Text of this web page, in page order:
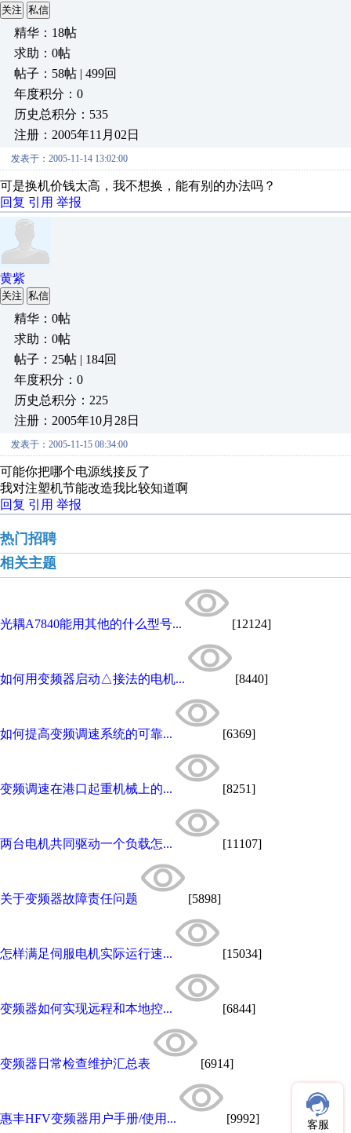
关注 私信
精华：18帖
求助：0帖
帖子：58帖 | 499回
年度积分：0
历史总积分：535
注册：2005年11月02日
发表于：2005-11-14 13:02:00
可是换机价钱太高，我不想换，能有别的办法吗？
回复 引用 举报
黄紫
关注 私信
精华：0帖
求助：0帖
帖子：25帖 | 184回
年度积分：0
历史总积分：225
注册：2005年10月28日
发表于：2005-11-15 08:34:00
可能你把哪个电源线接反了
我对注塑机节能改造我比较知道啊
回复 引用 举报
热门招聘
相关主题
光耦A7840能用其他的什么型号... [12124]
如何用变频器启动△接法的电机... [8440]
如何提高变频调速系统的可靠... [6369]
变频调速在港口起重机械上的... [8251]
两台电机共同驱动一个负载怎... [11107]
关于变频器故障责任问题 [5898]
怎样满足伺服电机实际运行速... [15034]
变频器如何实现远程和本地控... [6844]
变频器日常检查维护汇总表 [6914]
惠丰HFV变频器用户手册/使用... [9992] 客服